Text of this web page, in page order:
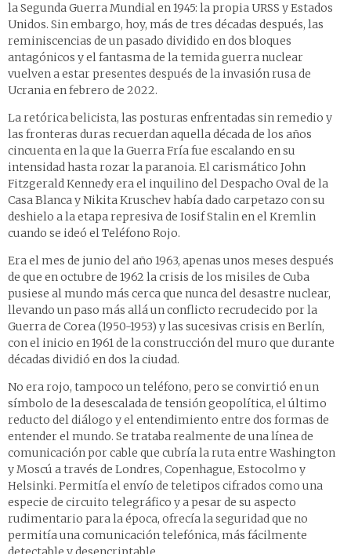
la Segunda Guerra Mundial en 1945: la propia URSS y Estados
Unidos. Sin embargo, hoy, más de tres décadas después, las
reminiscencias de un pasado dividido en dos bloques
antagónicos y el fantasma de la temida guerra nuclear
vuelven a estar presentes después de la invasión rusa de
Ucrania en febrero de 2022.
La retórica belicista, las posturas enfrentadas sin remedio y
las fronteras duras recuerdan aquella década de los años
cincuenta en la que la Guerra Fría fue escalando en su
intensidad hasta rozar la paranoia. El carismático John
Fitzgerald Kennedy era el inquilino del Despacho Oval de la
Casa Blanca y Nikita Kruschev había dado carpetazo con su
deshielo a la etapa represiva de Iosif Stalin en el Kremlin
cuando se ideó el Teléfono Rojo.
Era el mes de junio del año 1963, apenas unos meses después
de que en octubre de 1962 la crisis de los misiles de Cuba
pusiese al mundo más cerca que nunca del desastre nuclear,
llevando un paso más allá un conflicto recrudecido por la
Guerra de Corea (1950-1953) y las sucesivas crisis en Berlín,
con el inicio en 1961 de la construcción del muro que durante
décadas dividió en dos la ciudad.
No era rojo, tampoco un teléfono, pero se convirtió en un
símbolo de la desescalada de tensión geopolítica, el último
reducto del diálogo y el entendimiento entre dos formas de
entender el mundo. Se trataba realmente de una línea de
comunicación por cable que cubría la ruta entre Washington
y Moscú a través de Londres, Copenhague, Estocolmo y
Helsinki. Permitía el envío de teletipos cifrados como una
especie de circuito telegráfico y a pesar de su aspecto
rudimentario para la época, ofrecía la seguridad que no
permitía una comunicación telefónica, más fácilmente